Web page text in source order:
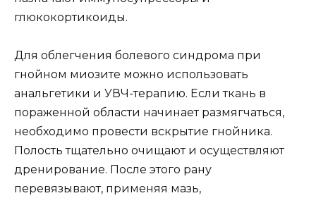
глюкокортикоиды.
Для облегчения болевого синдрома при
гнойном миозите можно использовать
анальгетики и УВЧ-терапию. Если ткань в
пораженной области начинает размягчаться,
необходимо провести вскрытие гнойника.
Полость тщательно очищают и осуществляют
дренирование. После этого рану
перевязывают, применяя мазь,